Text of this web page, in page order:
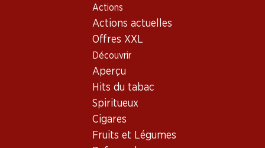
Actions
Actions actuelles
Offres XXL
Découvrir
Aperçu
Hits du tabac
Spiritueux
Cigares
Fruits et Légumes
Shop des Vins
Autriche Basse-Autriche
Vin rouge_old - Origine:
Autriche, Basse-Autriche